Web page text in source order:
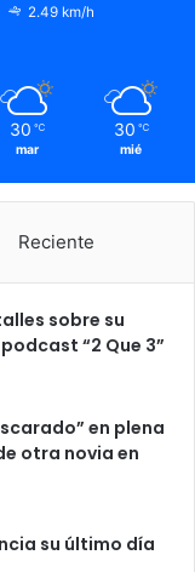
2.49 km/h
30 ℃
mar
30 ℃
mié
Reciente
sobre su
“2 Que 3”
en plena
otra novia en
su último día